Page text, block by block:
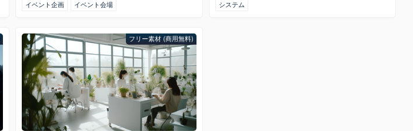
イベント企画
イベント会場
システム
フリー素材 (商用無料)